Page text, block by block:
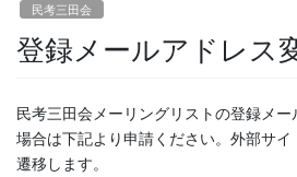
民考三田会
登録メールアドレス
民考三田会メーリングリストの登録メ
場合は下記より申請ください。外部サ
遷移します。